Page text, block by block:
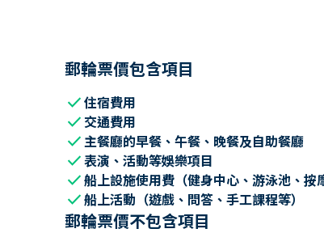
郵輪票價包含項目
check住宿費用
check 交通費用
check主餐廳的早餐、午餐、晚餐及自助餐廳
check表演、活動等娛樂項目
check船上設施使用費（健身中心、游泳池、按
check船上活動（遊戲、問答、手工課程等）
郵輪票價不包含項目